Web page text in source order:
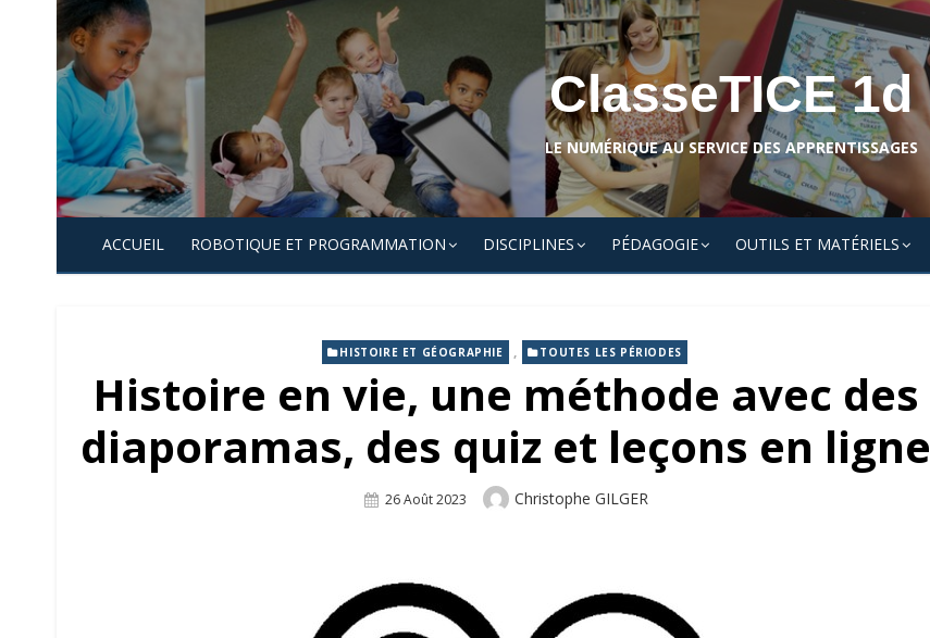
Skip
to
content
ClasseTICE 1d
LE NUMÉRIQUE AU SERVICE DES APPRENTISSAGES
ACCUEIL ROBOTIQUE ET PROGRAMMATION DISCIPLINES PÉDAGOGIE OUTILS ET MATÉRIELS
HISTOIRE ET GÉOGRAPHIE , TOUTES LES PÉRIODES
Histoire en vie, une méthode avec des
diaporamas, des quiz et leçons en ligne
Posted
26 Août 2023 Author
Christophe GILGER